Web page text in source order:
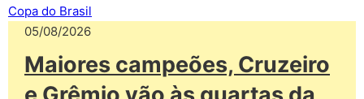
05/08/2026
Maiores campeões, Cruzeiro